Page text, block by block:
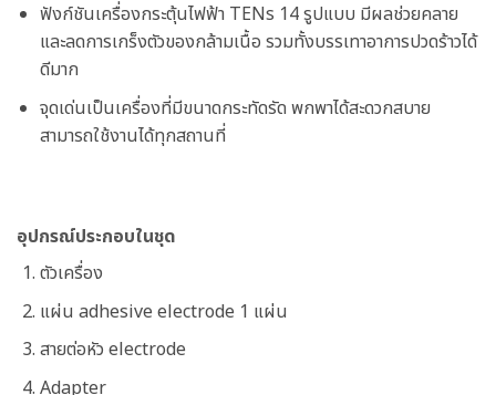
ฟังก์ชันเครื่องกระตุ้นไฟฟ้า TENs 14 รูปแบบ มีผลช่วยคลาย
และลดการเกร็งตัวของกล้ามเนื้อ รวมทั้งบรรเทาอาการปวดร้าวได้
ดีมาก
จุดเด่นเป็นเครื่องที่มีขนาดกระทัดรัด พกพาได้สะดวกสบาย
สามารถใช้งานได้ทุกสถานที่
อุปกรณ์ประกอบในชุด
ตัวเครื่อง
แผ่น adhesive electrode 1 แผ่น
สายต่อหัว electrode
Adapter